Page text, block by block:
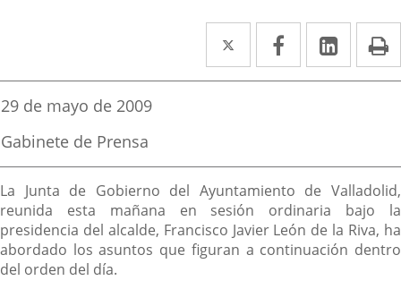
Twitter
Enlace
a
externa.
Facebook
Enlace
a
externa.
Enlace
a
Fecha
la
noticia
29 de mayo de 2009
Fuente
la
noticia
Gabinete de Prensa
Descripción
La Junta de Gobierno del Ayuntamiento de Valladolid,
reunida esta mañana en sesión ordinaria bajo la
presidencia del alcalde, Francisco Javier León de la Riva, ha
abordado los asuntos que figuran a continuación dentro
del orden del día.